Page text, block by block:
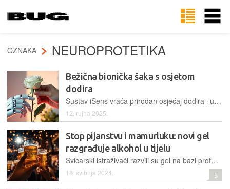
OZNAKA NEUROPROTETIKA
Bežična bionička šaka s osjetom
dodira
Sustav iSens vraća prirodan osjećaj dodira i upravljanja protezom šake, a testiranje izvan laboratorija treba pokazati kako takav spoj neuroznanosti, inženjerstva i robotike funkcionira u svakodnevici
12. rujna 2025.
Stop pijanstvu i mamurluku: novi gel
razgrađuje alkohol u tijelu
Švicarski istraživači razvili su gel na bazi proteina koji alkohol razgrađuje u probavnom traktu, bez štetnih posljedica
18. svibnja 2024. 5